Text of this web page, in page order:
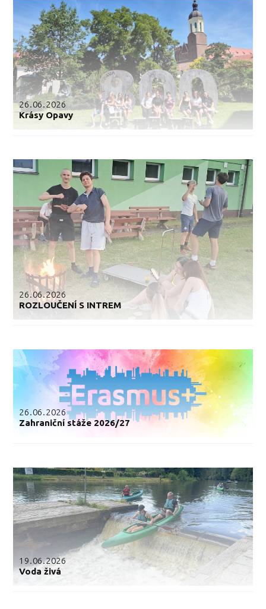
26.06.2026
Krásy Opavy
26.06.2026
ROZLOUČENÍ S INTREM
26.06.2026
Zahraniční stáže 2026/27
19.06.2026
Voda živá